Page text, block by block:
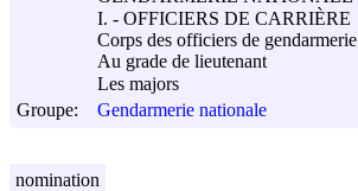
I. - OFFICIERS DE CARRIÈRE
Corps des officiers de gendarmerie
Au grade de lieutenant
Les majors
Groupe:
Gendarmerie nationale
nomination